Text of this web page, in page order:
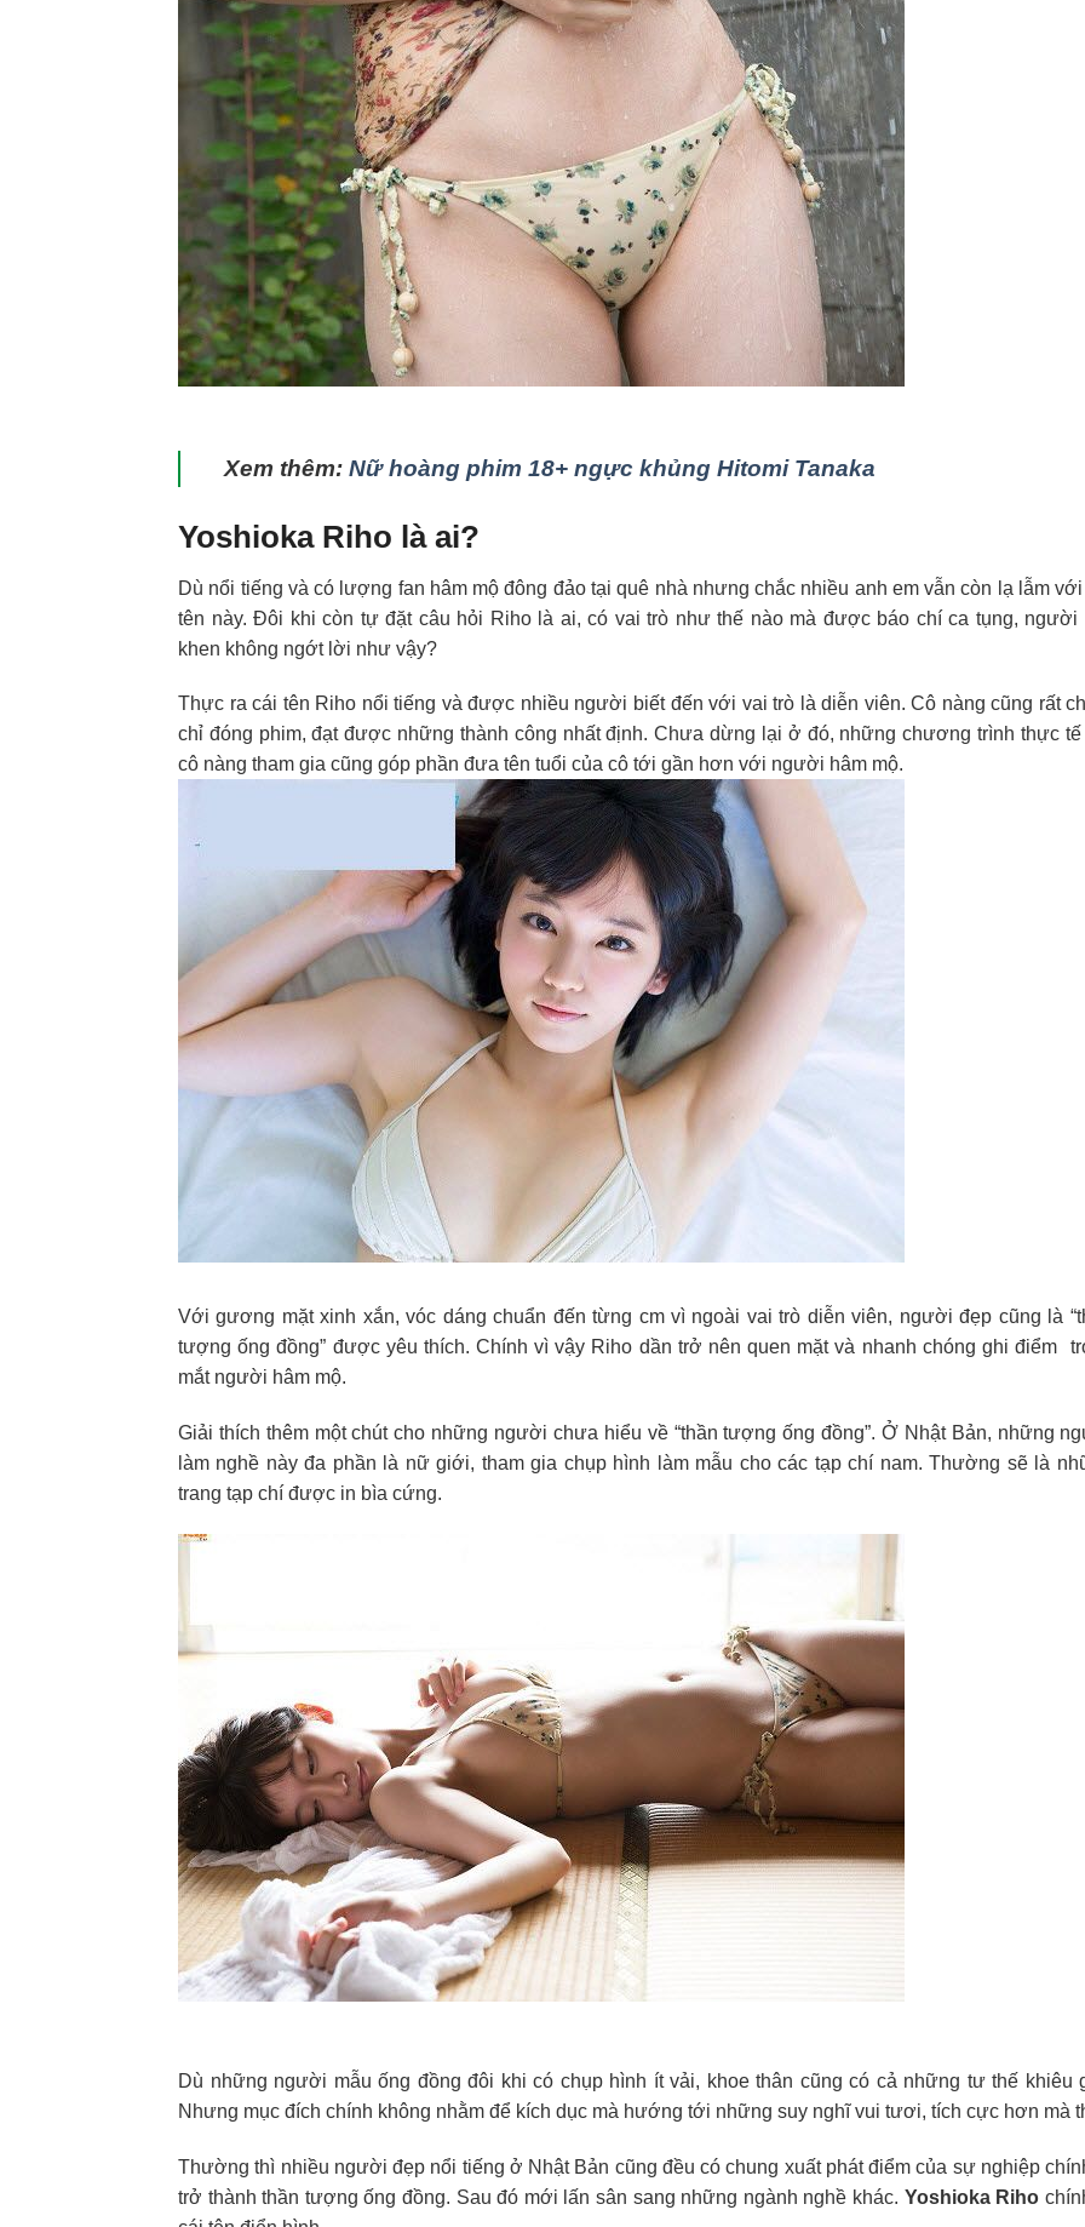
Xem thêm: Nữ hoàng phim 18+ ngực khủng Hitomi Tanaka
Yoshioka Riho là ai?
Dù nổi tiếng và có lượng fan hâm mộ đông đảo tại quê nhà nhưng chắc nhiều anh em vẫn còn lạ lẫm
tên này. Đôi khi còn tự đặt câu hỏi Riho là ai, có vai trò như thế nào mà được báo chí ca tụng, người
khen không ngớt lời như vậy?
Thực ra cái tên Riho nổi tiếng và được nhiều người biết đến với vai trò là diễn viên. Cô nàng cũng rất
chỉ đóng phim, đạt được những thành công nhất định. Chưa dừng lại ở đó, những chương trình thực tế
cô nàng tham gia cũng góp phần đưa tên tuổi của cô tới gần hơn với người hâm mộ.
Với gương mặt xinh xắn, vóc dáng chuẩn đến từng cm vì ngoài vai trò diễn viên, người đẹp cũng là
tượng ống đồng” được yêu thích. Chính vì vậy Riho dần trở nên quen mặt và nhanh chóng ghi điểm
mắt người hâm mộ.
Giải thích thêm một chút cho những người chưa hiểu về “thần tượng ống đồng”. Ở Nhật Bản, những
làm nghề này đa phần là nữ giới, tham gia chụp hình làm mẫu cho các tạp chí nam. Thường sẽ là
trang tạp chí được in bìa cứng.
Dù những người mẫu ống đồng đôi khi có chụp hình ít vải, khoe thân cũng có cả những tư thế khiêu
Nhưng mục đích chính không nhằm để kích dục mà hướng tới những suy nghĩ vui tươi, tích cực hơn mà
Thường thì nhiều người đẹp nổi tiếng ở Nhật Bản cũng đều có chung xuất phát điểm của sự nghiệp
trở thành thần tượng ống đồng. Sau đó mới lấn sân sang những ngành nghề khác. Yoshioka Riho